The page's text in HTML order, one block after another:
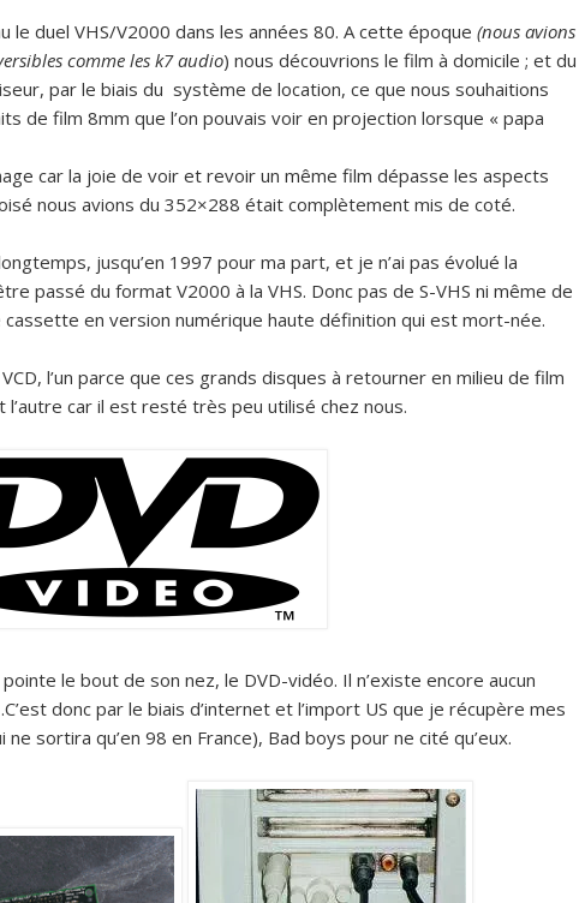
le duel VHS/V2000 dans les années 80. A cette époque (nous avions
comme les k7 audio) nous découvrions le film à domicile ; et du
par le biais du système de location, ce que nous souhaitions
de film 8mm que l’on pouvais voir en projection lorsque « papa
car la joie de voir et revoir un même film dépasse les aspects
nous avions du 352×288 était complètement mis de coté.
jusqu’en 1997 pour ma part, et je n’ai pas évolué la
passé du format V2000 à la VHS. Donc pas de S-VHS ni même de
en version numérique haute définition qui est mort-née.
l’un parce que ces grands disques à retourner en milieu de film
car il est resté très peu utilisé chez nous.
le bout de son nez, le DVD-vidéo. Il n’existe encore aucun
donc par le biais d’internet et l’import US que je récupère mes
sortira qu’en 98 en France), Bad boys pour ne cité qu’eux.